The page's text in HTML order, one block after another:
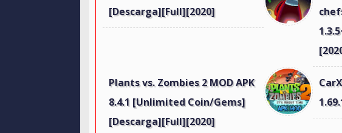
[Descarga][Full][2020]
Plants vs. Zombies 2 MOD APK
8.4.1 [Unlimited Coin/Gems]
[Descarga][Full][2020]